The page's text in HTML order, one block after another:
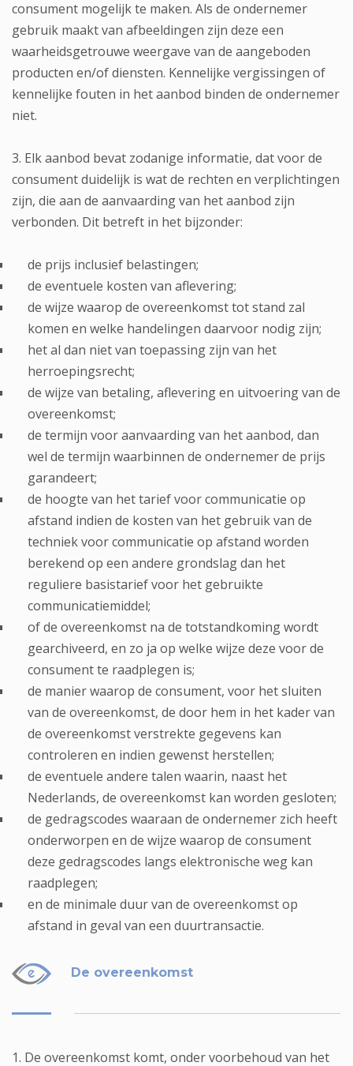
consument mogelijk te maken. Als de ondernemer
gebruik maakt van afbeeldingen zijn deze een
waarheidsgetrouwe weergave van de aangeboden
producten en/of diensten. Kennelijke vergissingen of
kennelijke fouten in het aanbod binden de ondernemer
niet.
3. Elk aanbod bevat zodanige informatie, dat voor de
consument duidelijk is wat de rechten en verplichtingen
zijn, die aan de aanvaarding van het aanbod zijn
verbonden. Dit betreft in het bijzonder:
de prijs inclusief belastingen;
de eventuele kosten van aflevering;
de wijze waarop de overeenkomst tot stand zal
komen en welke handelingen daarvoor nodig zijn;
het al dan niet van toepassing zijn van het
herroepingsrecht;
de wijze van betaling, aflevering en uitvoering van de
overeenkomst;
de termijn voor aanvaarding van het aanbod, dan
wel de termijn waarbinnen de ondernemer de prijs
garandeert;
de hoogte van het tarief voor communicatie op
afstand indien de kosten van het gebruik van de
techniek voor communicatie op afstand worden
berekend op een andere grondslag dan het
reguliere basistarief voor het gebruikte
communicatiemiddel;
of de overeenkomst na de totstandkoming wordt
gearchiveerd, en zo ja op welke wijze deze voor de
consument te raadplegen is;
de manier waarop de consument, voor het sluiten
van de overeenkomst, de door hem in het kader van
de overeenkomst verstrekte gegevens kan
controleren en indien gewenst herstellen;
de eventuele andere talen waarin, naast het
Nederlands, de overeenkomst kan worden gesloten;
de gedragscodes waaraan de ondernemer zich heeft
onderworpen en de wijze waarop de consument
deze gedragscodes langs elektronische weg kan
raadplegen;
en de minimale duur van de overeenkomst op
afstand in geval van een duurtransactie.
De overeenkomst
1. De overeenkomst komt, onder voorbehoud van het